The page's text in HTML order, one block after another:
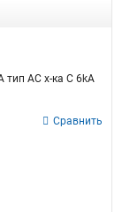
тип AC х-ка С 6kA
Сравнить